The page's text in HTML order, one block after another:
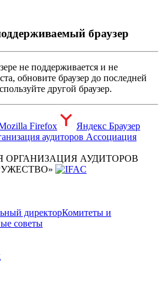
браузер
не поддерживается и не
обновите браузер до последней
другой браузер.
Firefox Яндекс Браузер
ОРГАНИЗАЦИЯ АУДИТОРОВ
директорКомитеты и
советы